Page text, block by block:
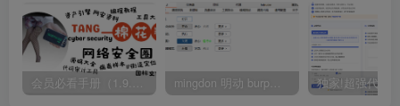
会员必看手册（1.9.0版本 26.4.5更新） mingdon 明动 burp插件0.2.6版本 本地时间校验去除版